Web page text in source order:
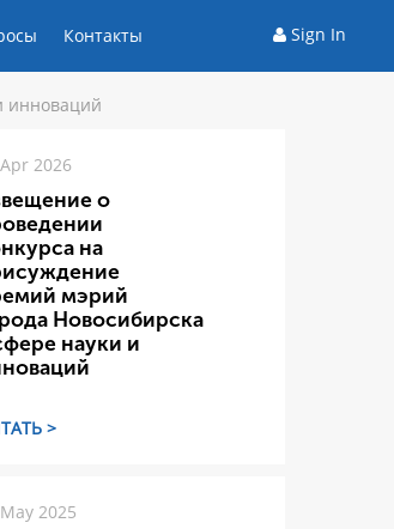
Контакты Sign In
инноваций
2026
о
на
мэрий
Новосибирска
науки и
>
2025